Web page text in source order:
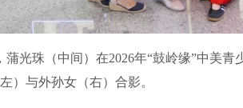
蒲光珠（中间）在2026年“鼓岭缘”中美
）与外孙女（右）合影。